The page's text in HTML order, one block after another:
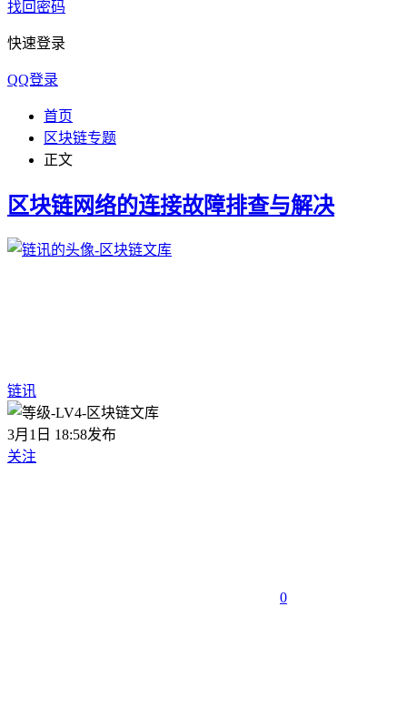
找回密码
快速登录
QQ登录
首页
区块链专题
正文
区块链网络的连接故障排查与解决
链讯
3月1日 18:58发布
关注
0